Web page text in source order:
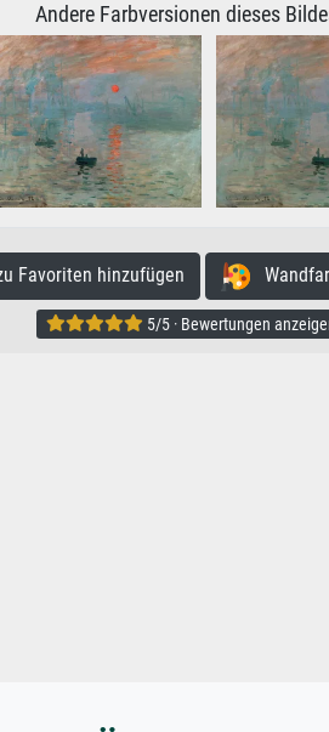
Andere Farbversionen dieses
Favoriten hinzufügen
5/5 · Bewertungen